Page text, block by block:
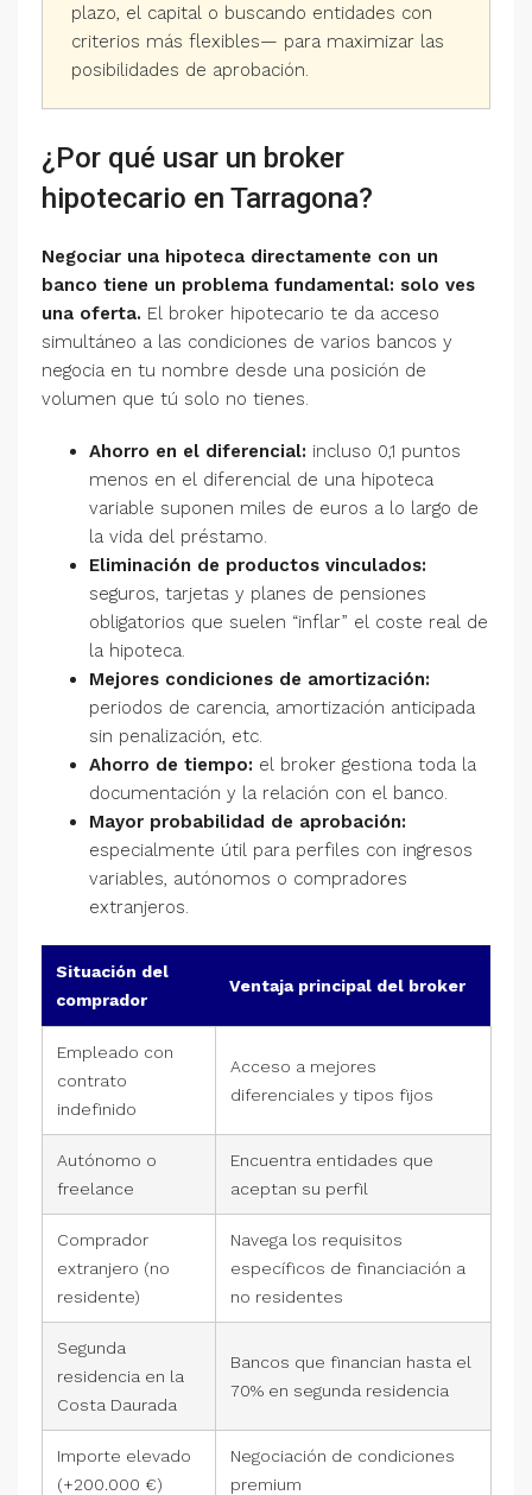
plazo, el capital o buscando entidades con
criterios más flexibles— para maximizar las
posibilidades de aprobación.
¿Por qué usar un broker
hipotecario en Tarragona?
Negociar una hipoteca directamente con un
banco tiene un problema fundamental: solo ves
una oferta. El broker hipotecario te da acceso
simultáneo a las condiciones de varios bancos y
negocia en tu nombre desde una posición de
volumen que tú solo no tienes.
Ahorro en el diferencial: incluso 0,1 puntos
menos en el diferencial de una hipoteca
variable suponen miles de euros a lo largo de
la vida del préstamo.
Eliminación de productos vinculados:
seguros, tarjetas y planes de pensiones
obligatorios que suelen “inflar” el coste real de
la hipoteca.
Mejores condiciones de amortización:
periodos de carencia, amortización anticipada
sin penalización, etc.
Ahorro de tiempo: el broker gestiona toda la
documentación y la relación con el banco.
Mayor probabilidad de aprobación:
especialmente útil para perfiles con ingresos
variables, autónomos o compradores
extranjeros.
Situación del
comprador
Ventaja principal del broker
Empleado con
contrato
indefinido
Acceso a mejores
diferenciales y tipos fijos
Autónomo o
freelance
Encuentra entidades que
aceptan su perfil
Comprador
extranjero (no
residente)
Navega los requisitos
específicos de financiación a
no residentes
Segunda
residencia en la
Costa Daurada
Bancos que financian hasta el
70% en segunda residencia
Importe elevado
(+200.000 €)
Negociación de condiciones
premium